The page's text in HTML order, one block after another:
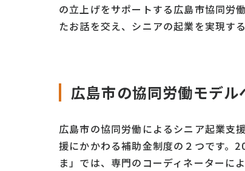
の立上げをサポートする広島市協同労
たお話を交え、シニアの起業を実現す
広島市の協同労働モデル
広島市の協同労働によるシニア起業支
援にかかわる補助金制度の２つです。
ま」では、専門のコーディネーターに